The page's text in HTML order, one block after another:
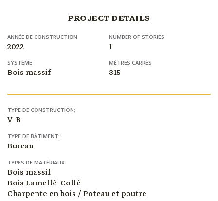
PROJECT DETAILS
ANNÉE DE CONSTRUCTION
2022
NUMBER OF STORIES
1
SYSTÈME
Bois massif
MÈTRES CARRÉS
315
TYPE DE CONSTRUCTION:
V-B
TYPE DE BÂTIMENT:
Bureau
TYPES DE MATÉRIAUX:
Bois massif
Bois Lamellé-Collé
Charpente en bois / Poteau et poutre